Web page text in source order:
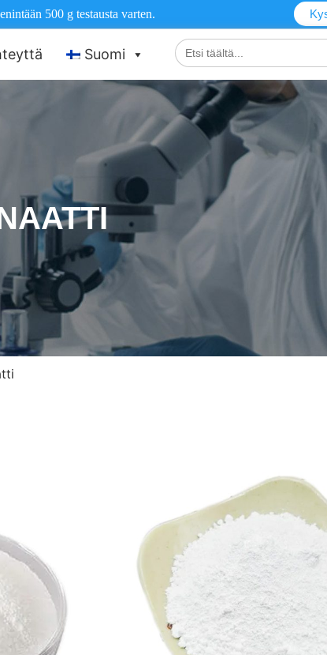
500 g testausta varten.
Suomi
Etsi:
CAS-numero 471-
Kemiallinen kaava
EINECS-numero